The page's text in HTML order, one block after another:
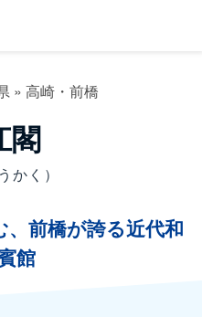
» 高崎・前橋
閣
かく）
前橋が誇る近代和
館